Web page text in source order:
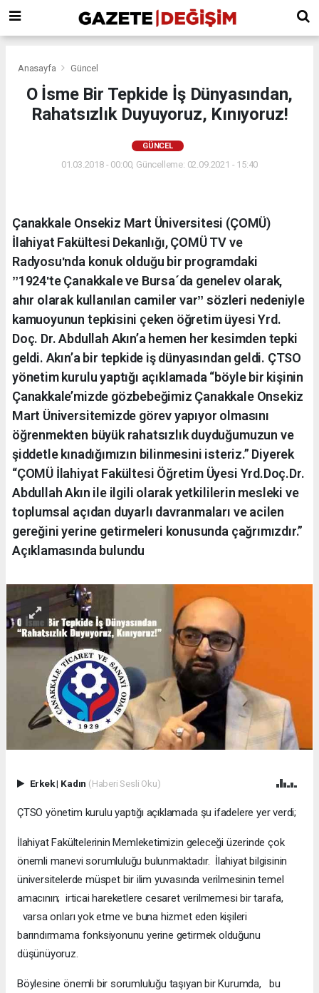
Anasayfa Güncel
O İsme Bir Tepkide İş Dünyasından,
Rahatsızlık Duyuyoruz, Kınıyoruz!
GÜNCEL
01.03.2018 - 00:00, Güncelleme: 02.09.2021 - 15:40
Çanakkale Onsekiz Mart Üniversitesi (ÇOMÜ)
İlahiyat Fakültesi Dekanlığı, ÇOMÜ TV ve
Radyosuʹnda konuk olduğu bir programdaki
ˮ1924ʹte Çanakkale ve Bursa´da genelev olarak,
ahır olarak kullanılan camiler varˮ sözleri nedeniyle
kamuoyunun tepkisini çeken öğretim üyesi Yrd.
Doç. Dr. Abdullah Akın’a hemen her kesimden tepki
geldi. Akın’a bir tepkide iş dünyasından geldi. ÇTSO
yönetim kurulu yaptığı açıklamada “böyle bir kişinin
Çanakkale’mizde gözbebeğimiz Çanakkale Onsekiz
Mart Üniversitemizde görev yapıyor olmasını
öğrenmekten büyük rahatsızlık duyduğumuzun ve
şiddetle kınadığımızın bilinmesini isteriz.” Diyerek
“ÇOMÜ İlahiyat Fakültesi Öğretim Üyesi Yrd.Doç.Dr.
Abdullah Akın ile ilgili olarak yetkililerin mesleki ve
toplumsal açıdan duyarlı davranmaları ve acilen
gereğini yerine getirmeleri konusunda çağrımızdır.”
Açıklamasında bulundu
Erkek| Kadın (Haberi Sesli Oku)
ÇTSO yönetim kurulu yaptığı açıklamada şu ifadelere yer verdi;
İlahiyat Fakültelerinin Memleketimizin geleceği üzerinde çok
önemli manevi sorumluluğu bulunmaktadır. İlahiyat bilgisinin
üniversitelerde müspet bir ilim yuvasında verilmesinin temel
amacının; irticai hareketlere cesaret verilmemesi bir tarafa,
varsa onları yok etme ve buna hizmet eden kişileri
barındırmama fonksiyonunu yerine getirmek olduğunu
düşünüyoruz.
Böylesine önemli bir sorumluluğu taşıyan bir Kurumda, bu